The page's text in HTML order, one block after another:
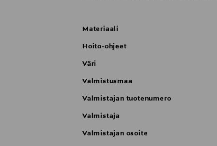
Materiaali
Hoito-ohjeet
Väri
Valmistusmaa
Valmistajan tuotenumero
Valmistaja
Valmistajan osoite